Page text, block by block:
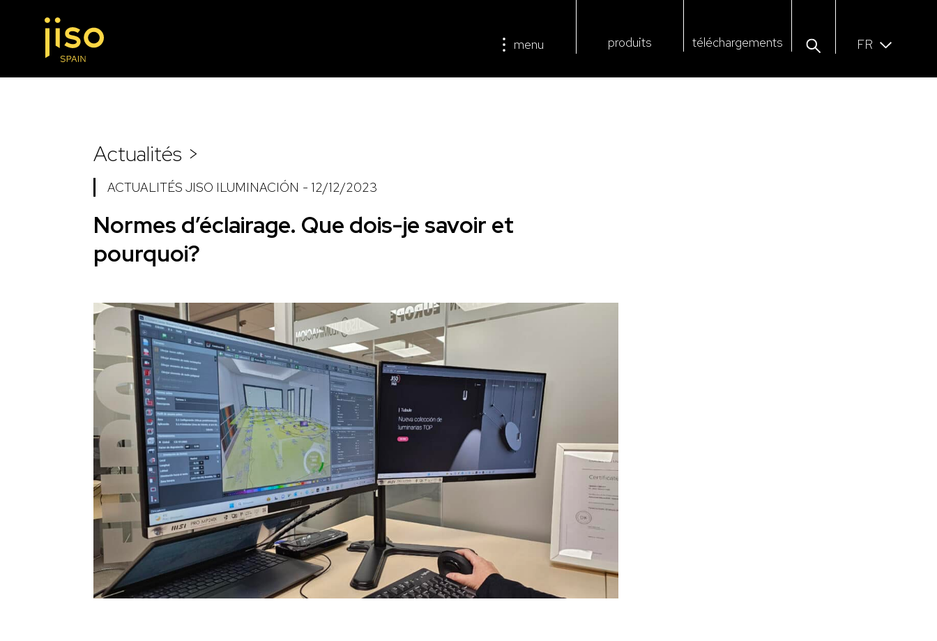
menu produits téléchargements FR
Actualités >
ACTUALITÉS JISO ILUMINACIÓN - 12/12/2023
Normes d’éclairage. Que dois-je savoir et
pourquoi?